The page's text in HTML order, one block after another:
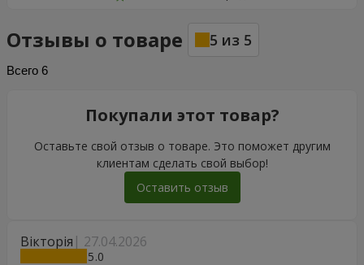
Отзывы о товаре 5 из 5
Всего 6
Вікторія 27.04.2026
5
Покупали этот товар?
Оставьте свой отзыв о товаре. Это поможет другим
клиентам сделать свой выбор!
Оставить отзыв